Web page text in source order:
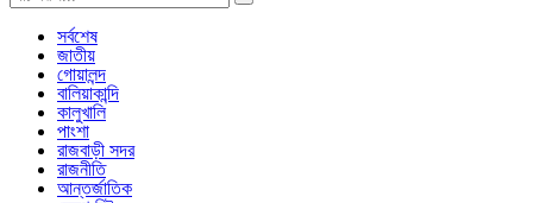
সর্বশেষ
জাতীয়
গোয়ালন্দ
বালিয়াকান্দি
কালুখালি
পাংশা
রাজবাড়ী সদর
রাজনীতি
আন্তর্জাতিক